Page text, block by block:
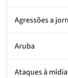
Agressões a
Aruba
Ataques à mídia